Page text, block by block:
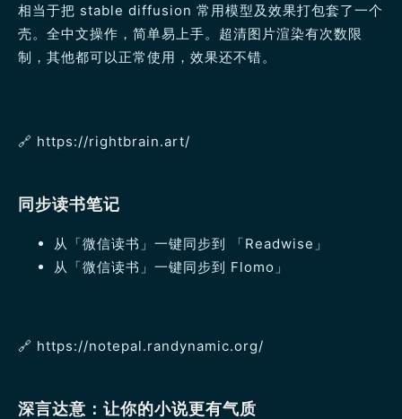
相当于把 stable diffusion 常用模型及效果打包套了一个
壳。全中文操作，简单易上手。超清图片渲染有次数限
制，其他都可以正常使用，效果还不错。
🔗️ https://rightbrain.art/
同步读书笔记
从「微信读书」一键同步到 「Readwise」
从「微信读书」一键同步到 Flomo」
🔗️ https://notepal.randynamic.org/
深言达意：让你的小说更有气质